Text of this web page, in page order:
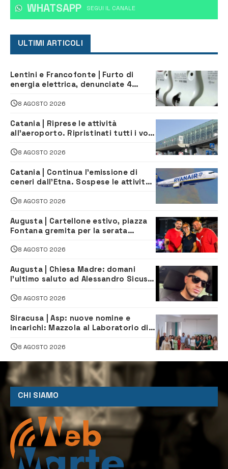
WHATSAPP ‎SEGUI IL CANALE
ULTIMI ARTICOLI
Lentini e Francofonte | Furto di
energia elettrica, denunciate 4
8 AGOSTO 2026
Catania | Riprese le attività
all’aeroporto. Ripristinati tutti i voli
8 AGOSTO 2026
Catania | Continua l’emissione di
ceneri dall’Etna. Sospese le attività
8 AGOSTO 2026
Augusta | Cartellone estivo, piazza
Fontana gremita per la serata
8 AGOSTO 2026
Augusta | Chiesa Madre: domani
l’ultimo saluto ad Alessandro Sicuso,
8 AGOSTO 2026
Siracusa | Asp: nuove nomine e
incarichi: Mazzola al Laboratorio di
Servizio Legale
8 AGOSTO 2026
CHI SIAMO